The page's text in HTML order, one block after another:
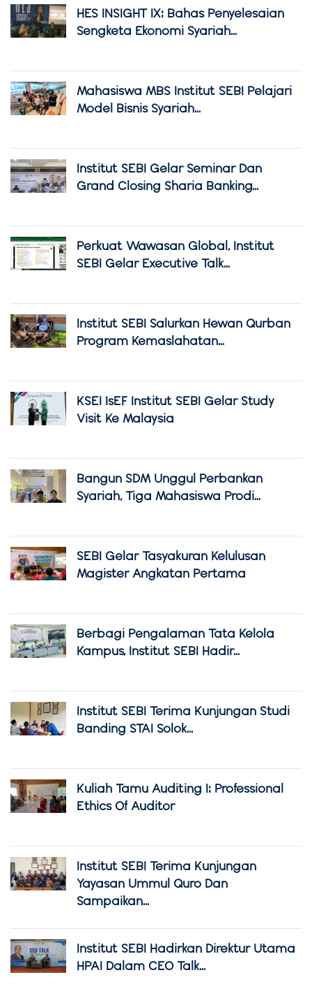
HES INSIGHT IX: Bahas Penyelesaian
Sengketa Ekonomi Syariah...
Mahasiswa MBS Institut SEBI Pelajari
Model Bisnis Syariah...
Institut SEBI Gelar Seminar Dan
Grand Closing Sharia Banking...
Perkuat Wawasan Global, Institut
SEBI Gelar Executive Talk...
Institut SEBI Salurkan Hewan Qurban
Program Kemaslahatan...
KSEI IsEF Institut SEBI Gelar Study
Visit Ke Malaysia
Bangun SDM Unggul Perbankan
Syariah, Tiga Mahasiswa Prodi...
SEBI Gelar Tasyakuran Kelulusan
Magister Angkatan Pertama
Berbagi Pengalaman Tata Kelola
Kampus, Institut SEBI Hadir...
Institut SEBI Terima Kunjungan Studi
Banding STAI Solok...
Kuliah Tamu Auditing I: Professional
Ethics Of Auditor
Institut SEBI Terima Kunjungan
Yayasan Ummul Quro Dan
Sampaikan...
Institut SEBI Hadirkan Direktur Utama
HPAI Dalam CEO Talk...